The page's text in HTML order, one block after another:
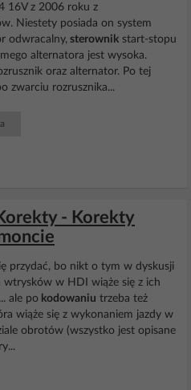
16V z 2006 roku z
Niestety posiada on system
odwracalny, sterownik start-stopu
alternatora jest wysoka.
oraz alternator. Po tej
zwarciu rozrusznika...
- Korekty
przydać, bo nikt o tym w dyskusji
wtrysków w HDI wiąże się z ich
ale po kodowaniu trzeba też
wiąże się z wykonaniem jazdy w
obrotów (wszystko jest opisane